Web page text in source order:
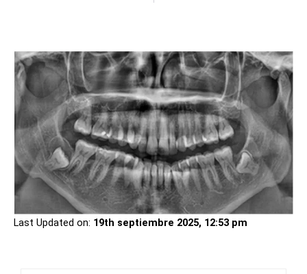
Last Updated on: 19th septiembre 2025, 12:53 pm